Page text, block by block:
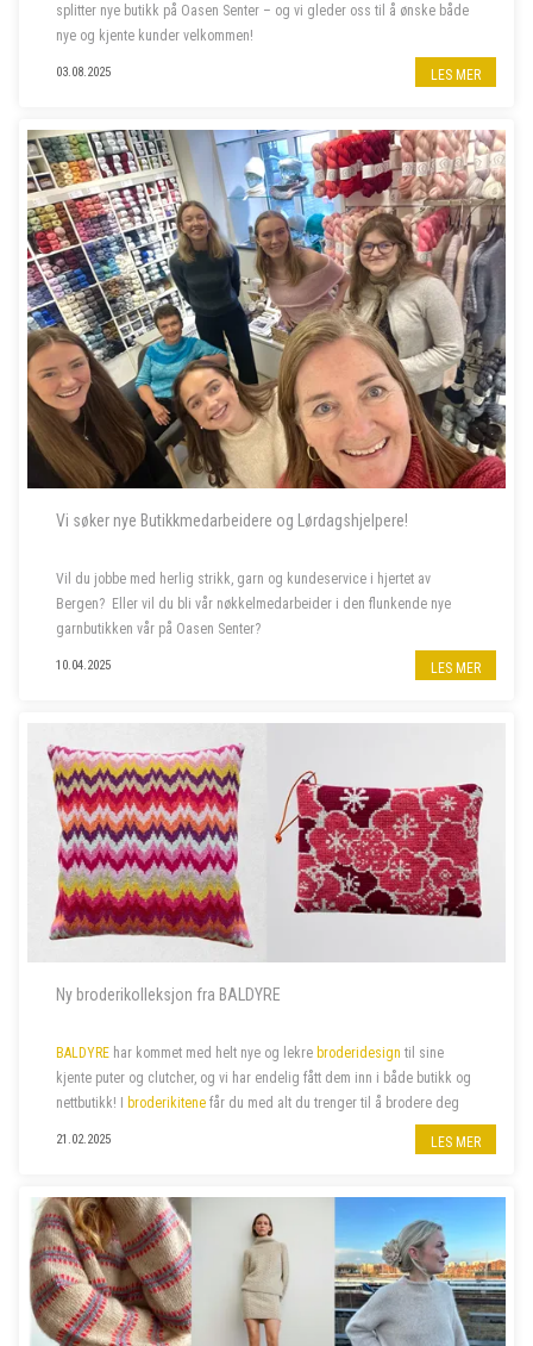
splitter nye butikk på Oasen Senter – og vi gleder oss til å ønske både
nye og kjente kunder velkommen!
03.08.2025 LES MER
Vi søker nye Butikkmedarbeidere og Lørdagshjelpere!
Vil du jobbe med herlig strikk, garn og kundeservice i hjertet av
Bergen? Eller vil du bli vår nøkkelmedarbeider i den flunkende nye
garnbutikken vår på Oasen Senter?
Vi søker to nye butikkmedarbeidere i 100 % stilling, og lørdagshjelp til
10.04.2025 LES MER
Ny broderikolleksjon fra BALDYRE
BALDYRE har kommet med helt nye og lekre broderidesign til sine
kjente puter og clutcher, og vi har endelig fått dem inn i både butikk og
nettbutikk! I broderikitene får du med alt du trenger til å brodere deg
21.02.2025 LES MER